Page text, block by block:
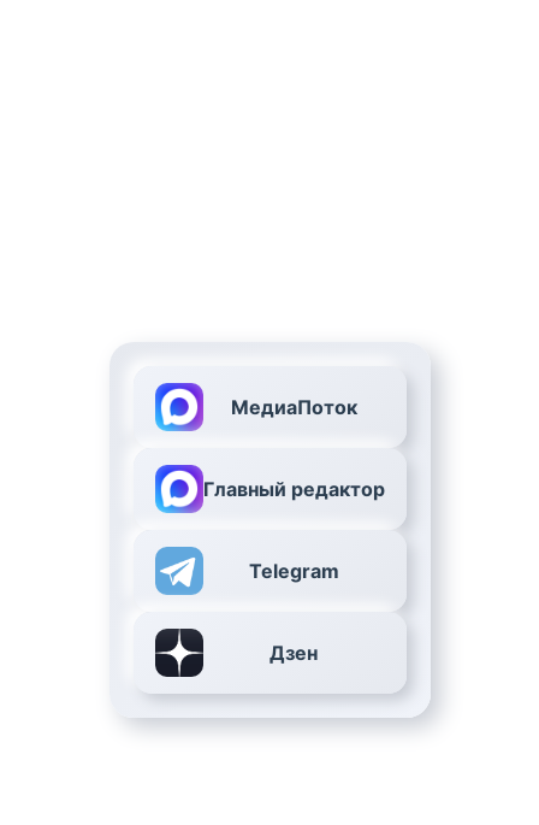
МедиаПоток
Главный редактор
Telegram
Дзен